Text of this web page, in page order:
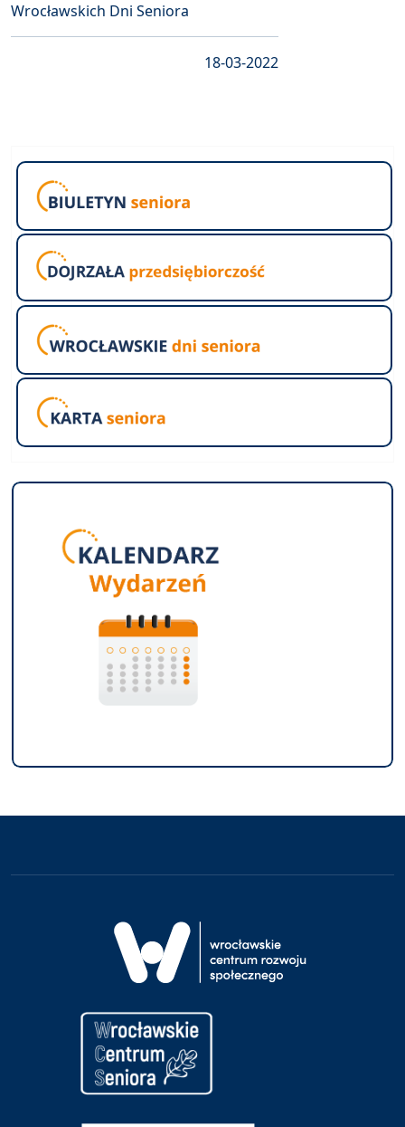
Wrocławskich Dni Seniora
18-03-2022